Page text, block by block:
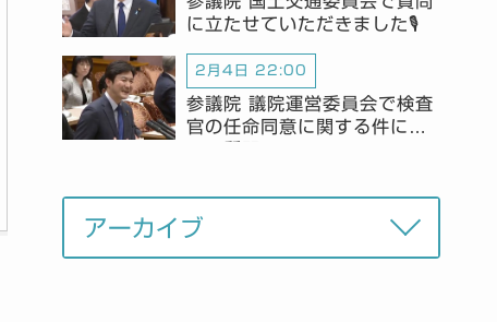
に立たせていただきました🎙️
2月4日 22:00
参議院 議院運営委員会で検査
官の任命同意に関する件につ